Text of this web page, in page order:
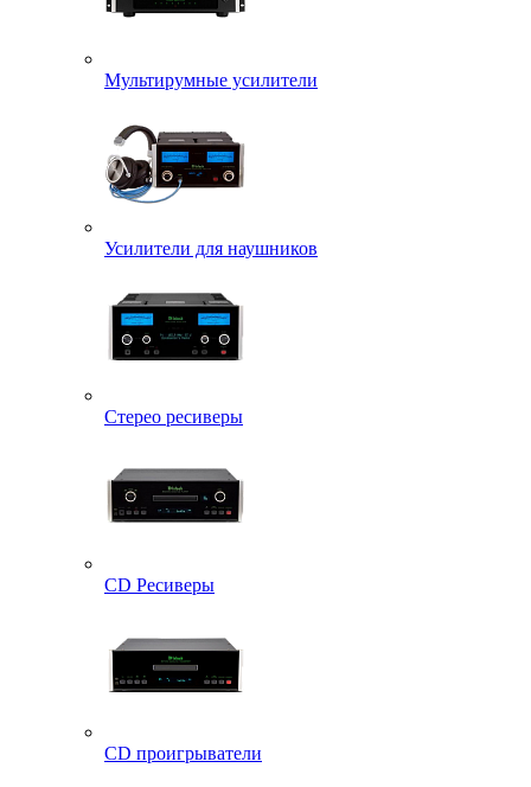
Мультирумные усилители
Усилители для наушников
Стерео ресиверы
CD Ресиверы
CD проигрыватели